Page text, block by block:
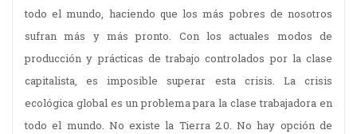
todo el mundo, haciendo que los más pobres de nosotros
sufran más y más pronto. Con los actuales modos de
producción y prácticas de trabajo controlados por la clase
capitalista, es imposible superar esta crisis. La crisis
ecológica global es un problema para la clase trabajadora en
todo el mundo. No existe la Tierra 2.0. No hay opción de